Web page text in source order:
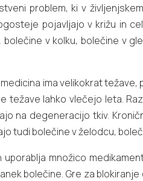
problem, ki v
pojavljajo v križu in
v kolku, bolečine v
ima velikokrat
težave lahko vlečejo leta.
na degeneracijo tkiv.
tudi bolečine v želodcu,
množico
bolečine. Gre za